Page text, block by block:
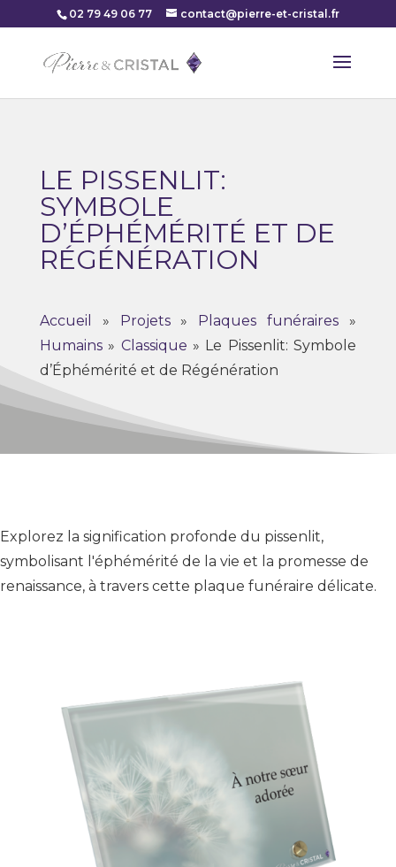
02 79 49 06 77 contact@pierre-et-cristal.fr
LE PISSENLIT:
SYMBOLE
D’ÉPHÉMÉRITÉ ET DE
RÉGÉNÉRATION
Accueil » Projets» Plaques funéraires »
Humains» Classique » Le Pissenlit: Symbole
d’Éphémérité et de Régénération
Explorez la signification profonde du pissenlit,
symbolisant l'éphémérité de la vie et la promesse de
renaissance, à travers cette plaque funéraire délicate.